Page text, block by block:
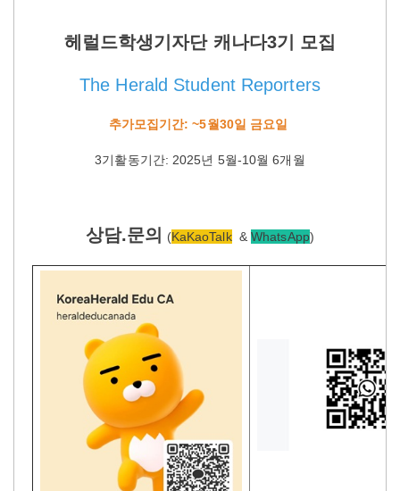
헤럴드학생기자단 캐나다3기 모집
The Herald Student Reporters
추가모집기간: ~5월30일 금요일
3기활동기간: 2025년 5월-10월 6개월
상담.문의 (KaKaoTalk&WhatsApp)